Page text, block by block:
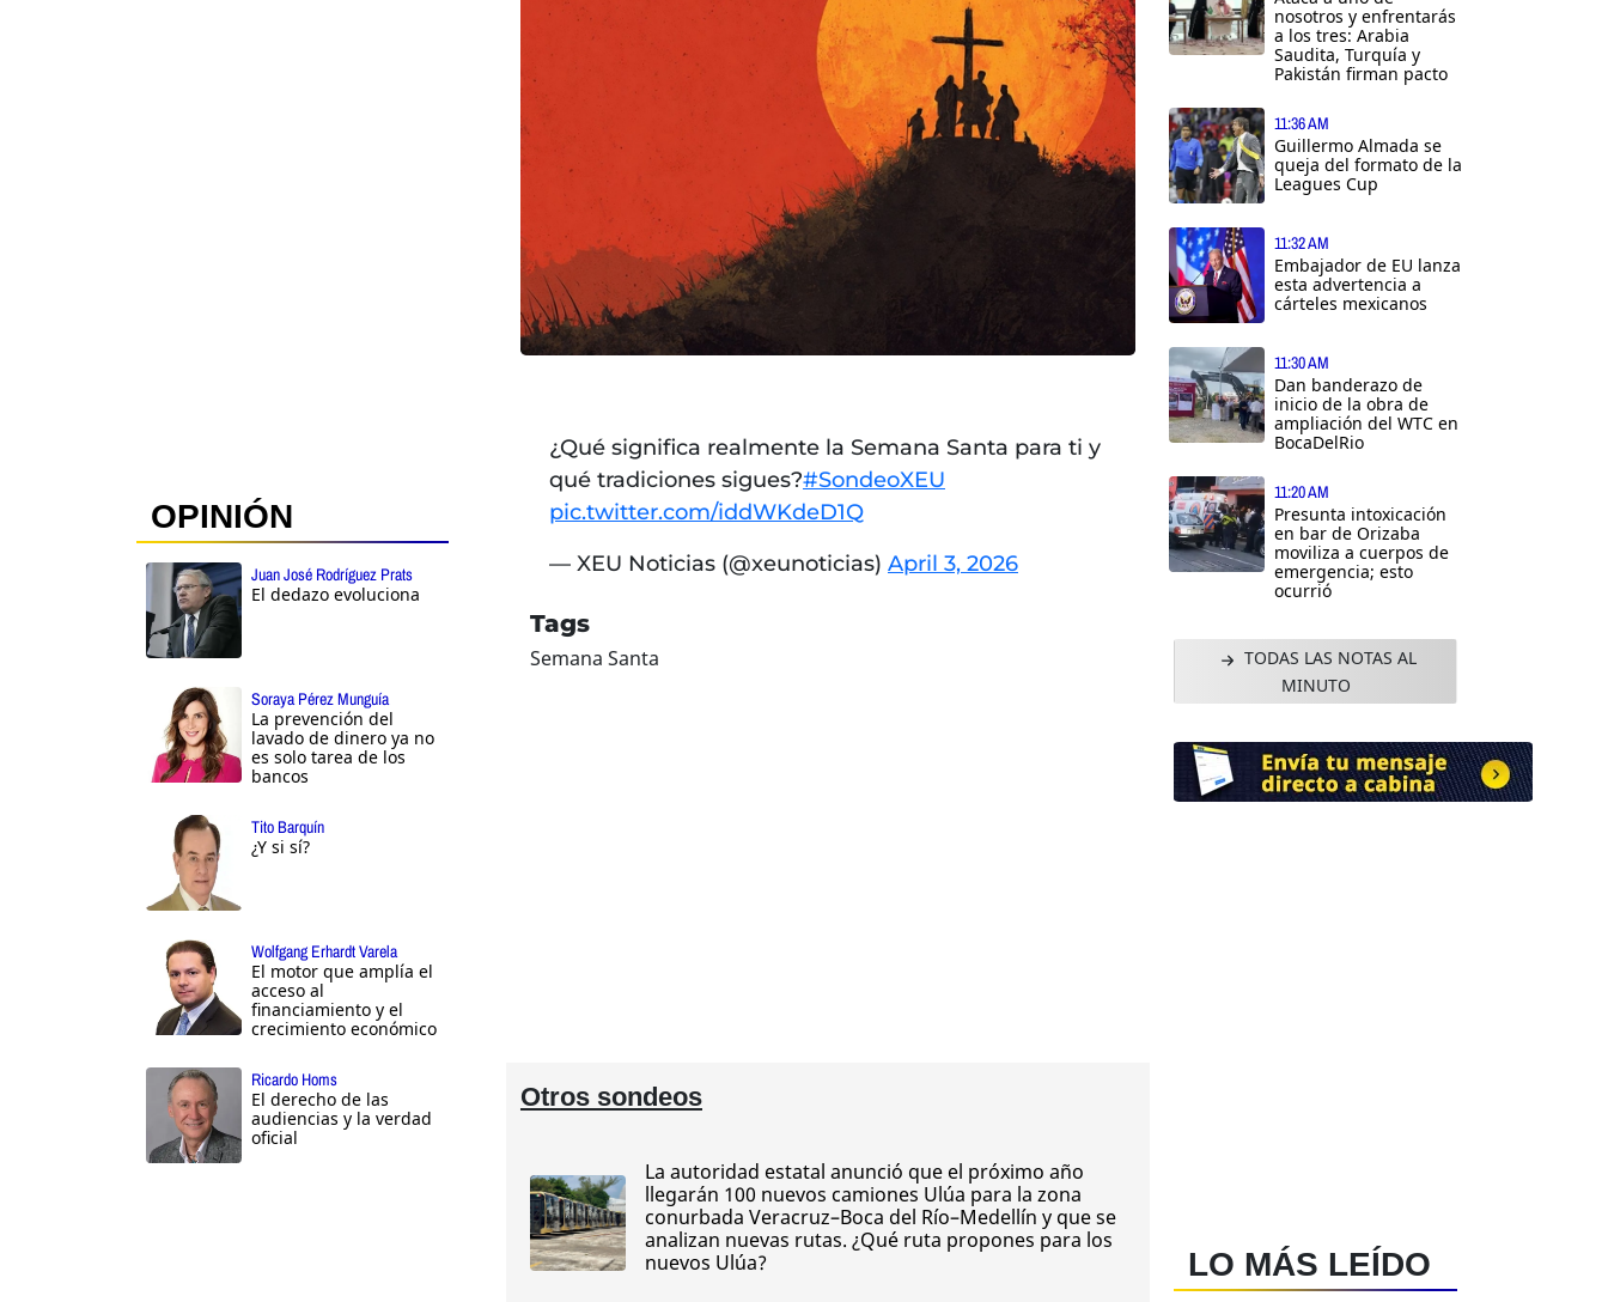
OPINIÓN
Juan José Rodríguez Prats
El dedazo evoluciona
Soraya Pérez Munguía
La prevención del
lavado de dinero ya no
es solo tarea de los
bancos
Tito Barquín
¿Y si sí?
Wolfgang Erhardt Varela
El motor que amplía el
acceso al
financiamiento y el
crecimiento económico
Ricardo Homs
El derecho de las
audiencias y la verdad
oficial
¿Qué significa realmente la Semana Santa para ti y
qué tradiciones sigues?#SondeoXEU
pic.twitter.com/iddWKdeD1Q
— XEU Noticias (@xeunoticias) April 3, 2026
Tags
Semana Santa
Otros sondeos
La autoridad estatal anunció que el próximo año
llegarán 100 nuevos camiones Ulúa para la zona
conurbada Veracruz–Boca del Río–Medellín y que se
analizan nuevas rutas. ¿Qué ruta propones para los
nuevos Ulúa?
nosotros y enfrentarás
a los tres: Arabia
Saudita, Turquía y
Pakistán firman pacto
11:36 AM
Guillermo Almada se
queja del formato de la
Leagues Cup
11:32 AM
Embajador de EU lanza
esta advertencia a
cárteles mexicanos
11:30 AM
Dan banderazo de
inicio de la obra de
ampliación del WTC en
BocaDelRio
11:20 AM
Presunta intoxicación
en bar de Orizaba
moviliza a cuerpos de
emergencia; esto
ocurrió
TODAS LAS NOTAS AL
MINUTO
LO MÁS LEÍDO